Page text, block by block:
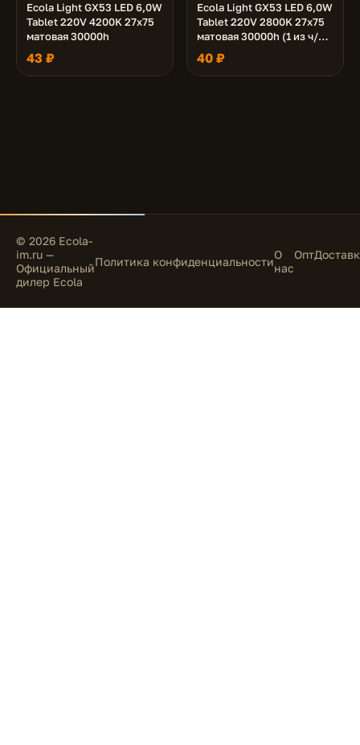
Ecola Light GX53 LED 6,0W
Tablet 220V 4200K 27x75
матовая 30000h
43 ₽
Ecola Light GX53 LED 6,0W
Tablet 220V 2800K 27x75
матовая 30000h (1 из ч/б
уп. по 10)
40 ₽
© 2026 Ecola-
im.ru —
Официальный
дилер Ecola
Политика конфиденциальностиО
нас
Опт